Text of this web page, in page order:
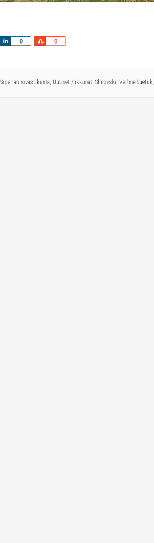
0
Share 0
Share
Siperian rovastikunta, Uutiset / ikkunat, Shilovski, Verhne Suetuk,